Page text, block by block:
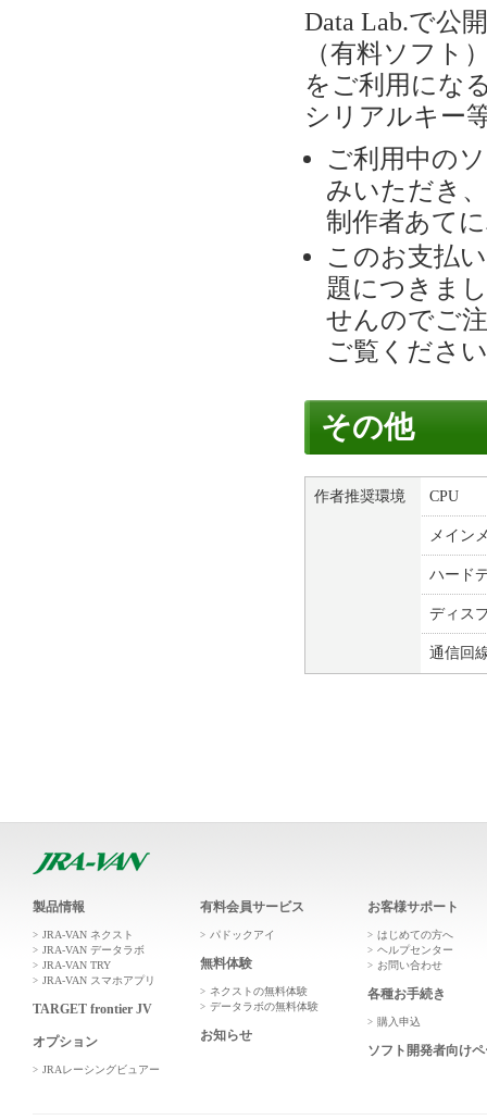
Data Lab.で公
（有料ソフト
をご利用にな
シリアルキー
ご利用中の
みいただき
制作者あて
このお支払
題につきま
せんのでご
ご覧くださ
その他
作者推奨環境 CPU
メイン
ハード
ディス
通信回
製品情報
JRA-VAN ネクスト
JRA-VAN データラボ
JRA-VAN TRY
JRA-VAN スマホアプリ
TARGET frontier JV
オプション
JRAレーシングビュアー
有料会員サービス
パドックアイ
無料体験
ネクストの無料体験
データラボの無料体験
お知らせ
お客様サポート
はじめての方へ
ヘルプセンター
お問い合わせ
各種お手続き
購入申込
ソフト開発者向け